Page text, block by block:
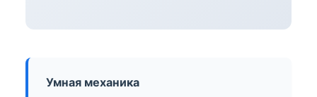
Умная механика